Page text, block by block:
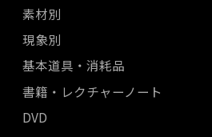
素材別
現象別
基本道具・消耗品
書籍・レクチャーノート
DVD